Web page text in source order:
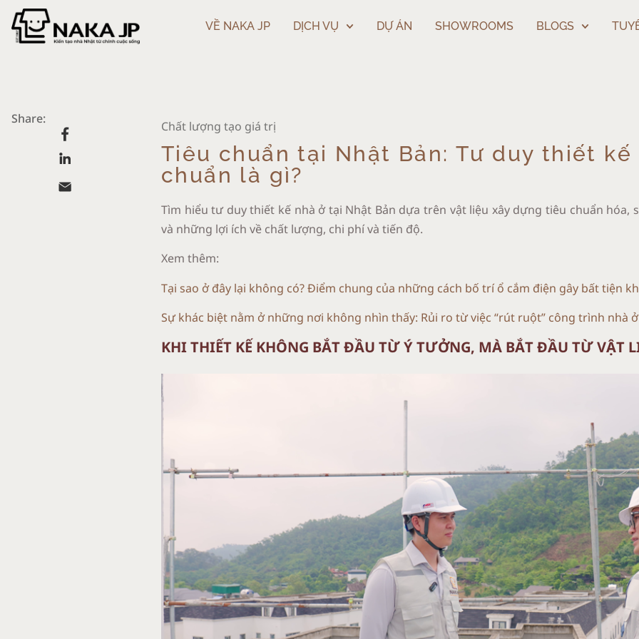
VỀ NAKA JP DỊCH VỤ DỰ ÁN SHOWROOMS BLOGS
Share: Chất lượng tạo giá trị
Tiêu chuẩn tại Nhật Bản: Tư duy thiết
chuẩn là gì?
Tìm hiểu tư duy thiết kế nhà ở tại Nhật Bản dựa trên vật liệu xây dựng tiêu chuẩn hóa,
và những lợi ích về chất lượng, chi phí và tiến độ.
Xem thêm:
Tại sao ở đây lại không có? Điểm chung của những cách bố trí ổ cắm điện gây bất tiện
Sự khác biệt nằm ở những nơi không nhìn thấy: Rủi ro từ việc “rút ruột” công trình nhà ở
KHI THIẾT KẾ KHÔNG BẮT ĐẦU TỪ Ý TƯỞNG, MÀ BẮT ĐẦU TỪ VẬT